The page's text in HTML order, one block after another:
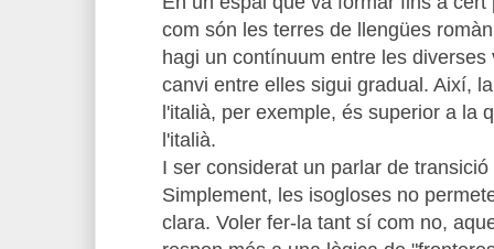
com són les terres de llengües
hagi un contínuum entre les
canvi entre elles sigui gradual. Així,
l'italià, per exemple, és superior a la
l'italià.
I ser considerat un parlar de
Simplement, les isogloses no
clara. Voler fer-la tant sí com no,